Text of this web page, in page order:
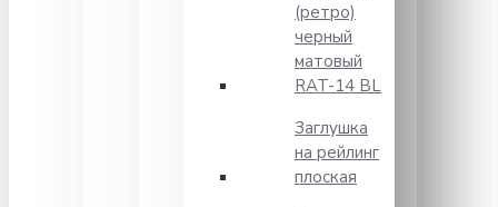
(ретро)
черный
матовый
RAT-14 BL
Заглушка
на рейлинг
плоская